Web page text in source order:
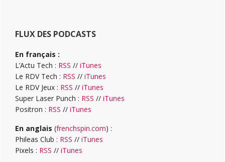
FLUX DES PODCASTS
En français :
L’Actu Tech : RSS // iTunes
Le RDV Tech : RSS // iTunes
Le RDV Jeux : RSS // iTunes
Super Laser Punch : RSS // iTunes
Positron : RSS // iTunes
En anglais (frenchspin.com) :
Phileas Club : RSS // iTunes
Pixels : RSS // iTunes